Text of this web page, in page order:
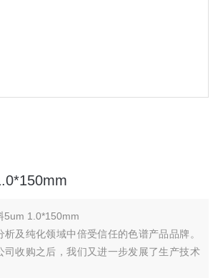
5um 1.0*150mm
析及纯化领域中倍受信任的色谱产品品牌。
司收购之后，我们又进一步发展了生产技术